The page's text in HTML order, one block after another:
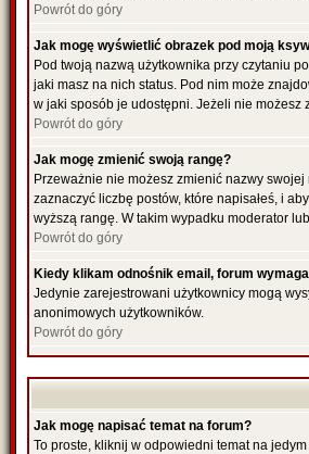
Powrót do góry
Jak mogę wyświetlić obrazek pod moją
Pod twoją nazwą użytkownika przy czytaniu
jaki masz na nich status. Pod nim może
w jaki sposób je udostępni. Jeżeli nie możesz
Powrót do góry
Jak mogę zmienić swoją rangę?
Przeważnie nie możesz zmienić nazwy
zaznaczyć liczbę postów, które napisałeś, i
wyższą rangę. W takim wypadku moderator
Powrót do góry
Kiedy klikam odnośnik email, forum
Jedynie zarejestrowani użytkownicy mogą
anonimowych użytkowników.
Powrót do góry
Jak mogę napisać temat na forum?
To proste, kliknij w odpowiedni temat na